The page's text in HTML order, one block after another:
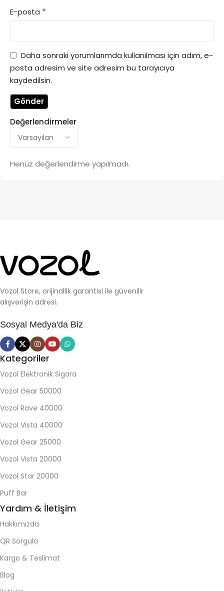
Değerlendirmeler
Henüz değerlendirme yapılmadı.
E-posta *
Daha sonraki yorumlarımda kullanılması için adım, e-
posta adresim ve site adresim bu tarayıcıya
kaydedilsin.
Vozol Store, orijinallik garantisi ile güvenilir
alışverişin adresi.
Sosyal Medya'da Biz
Kategoriler
Vozol Elektronik Sigara
Vozol Gear 50000
Vozol Rave 40000
Vozol Vista 40000
Vozol Gear 25000
Vozol Vista 20000
Vozol Star 20000
Puff Bar
Yardım & İletişim
Hakkımızda
QR Sorgula
Kargo & Teslimat
Blog